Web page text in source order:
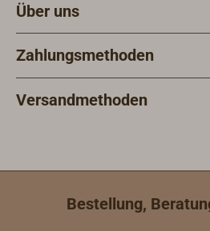
Über uns
Zahlungsmethoden
Versandmethoden
Bestellung,